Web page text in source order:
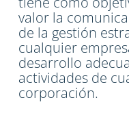
valor la
de la gestión
cualquier
desarrollo
actividades de
corporación.